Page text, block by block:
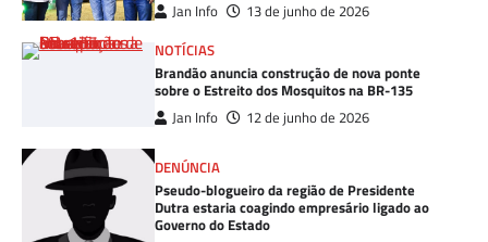
Jan Info
13 de junho de 2026
NOTÍCIAS
Brandão anuncia construção de nova ponte
sobre o Estreito dos Mosquitos na BR-135
Jan Info 12 de junho de 2026
DENÚNCIA
Pseudo-blogueiro da região de Presidente
Dutra estaria coagindo empresário ligado ao
Governo do Estado